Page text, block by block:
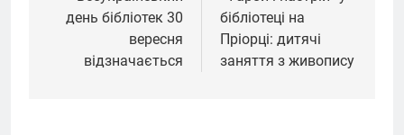
день бібліотек 30
вересня
відзначається
бібліотеці на
Пріорці: дитячі
заняття з живопису